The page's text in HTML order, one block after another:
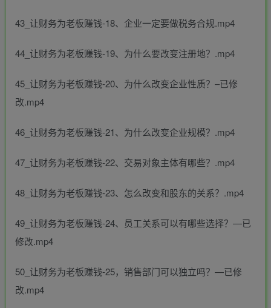
43_让财务为老板赚钱-18、企业一定要做税务合规.mp4
44_让财务为老板赚钱-19、为什么要改变注册地？.mp4
45_让财务为老板赚钱-20、为什么改变企业性质？–已修
改.mp4
46_让财务为老板赚钱-21、为什么改变企业规模？.mp4
47_让财务为老板赚钱-22、交易对象主体有哪些？.mp4
48_让财务为老板赚钱-23、怎么改变和股东的关系？.mp4
49_让财务为老板赚钱-24、员工关系可以有哪些选择？—已
修改.mp4
50_让财务为老板赚钱-25，销售部门可以独立吗？—已修
改.mp4